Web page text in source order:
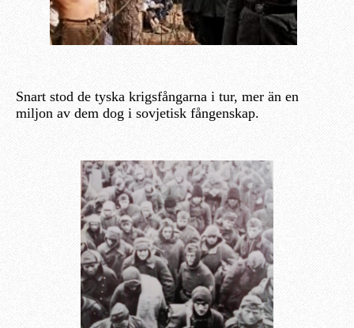
Snart stod de tyska krigsfångarna i tur, mer än en
miljon av dem dog i sovjetisk fångenskap.